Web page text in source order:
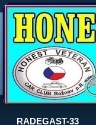
RADEGAST-33